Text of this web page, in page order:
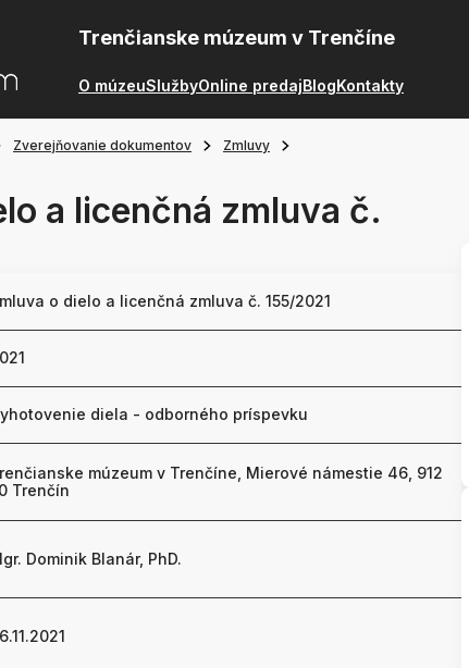
Trenčianske múzeum v Trenčíne
O múzeuSlužbyOnline predajBlogKontakty
Zverejňovanie dokumentov Zmluvy
a licenčná zmluva č.
o dielo a licenčná zmluva č. 155/2021
diela - odborného príspevku
múzeum v Trenčíne, Mierové námestie 46, 912
Trenčín
Dominik Blanár, PhD.